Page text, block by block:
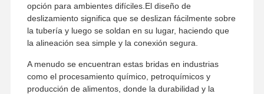
Todos Los
Casos
Fittings para tubos de acero inoxidable con tornillo
opción para ambientes difíciles.El diseño de
deslizamiento significa que se deslizan fácilmente sobre
la tubería y luego se soldan en su lugar, haciendo que
la alineación sea simple y la conexión segura.
A menudo se encuentran estas bridas en industrias
como el procesamiento químico, petroquímicos y
producción de alimentos, donde la durabilidad y la